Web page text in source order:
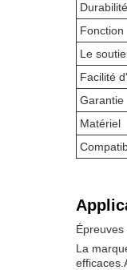
Durabilité
Fonction
Le
Facilité
Garantie
Matériel
La